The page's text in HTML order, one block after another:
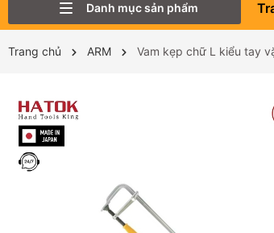
Danh mục sản phẩm
Trang chủ ARM Vam kẹp chữ L kiểu tay